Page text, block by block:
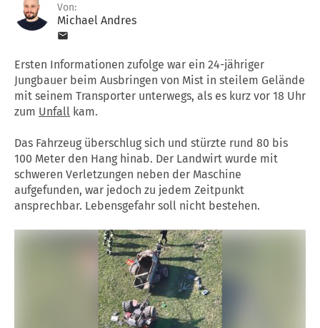
Von:
Michael Andres
Ersten Informationen zufolge war ein 24-jähriger
Jungbauer beim Ausbringen von Mist in steilem Gelände
mit seinem Transporter unterwegs, als es kurz vor 18 Uhr
zum Unfall kam.
Das Fahrzeug überschlug sich und stürzte rund 80 bis
100 Meter den Hang hinab. Der Landwirt wurde mit
schweren Verletzungen neben der Maschine
aufgefunden, war jedoch zu jedem Zeitpunkt
ansprechbar. Lebensgefahr soll nicht bestehen.